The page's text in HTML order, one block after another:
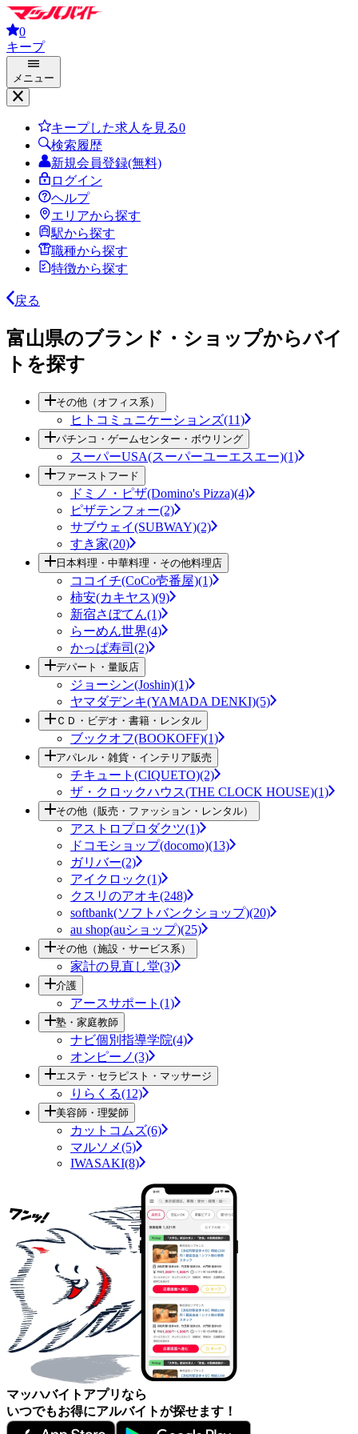
0
キープ
メニュー
キープした求人を見る0
検索履歴
新規会員登録(無料)
ログイン
ヘルプ
エリアから探す
駅から探す
職種から探す
特徴から探す
戻る
富山県のブランド・ショップからバイ
トを探す
その他（オフィス系）
ヒトコミュニケーションズ(11)
パチンコ・ゲームセンター・ボウリング
スーパーUSA(スーパーユーエスエー)(1)
ファーストフード
ドミノ・ピザ(Domino's Pizza)(4)
ピザテンフォー(2)
サブウェイ(SUBWAY)(2)
すき家(20)
日本料理・中華料理・その他料理店
ココイチ(CoCo壱番屋)(1)
柿安(カキヤス)(9)
新宿さぼてん(1)
らーめん世界(4)
かっぱ寿司(2)
デパート・量販店
ジョーシン(Joshin)(1)
ヤマダデンキ(YAMADA DENKI)(5)
ＣＤ・ビデオ・書籍・レンタル
ブックオフ(BOOKOFF)(1)
アパレル・雑貨・インテリア販売
チキュート(CIQUETO)(2)
ザ・クロックハウス(THE CLOCK HOUSE)(1)
その他（販売・ファッション・レンタル）
アストロプロダクツ(1)
ドコモショップ(docomo)(13)
ガリバー(2)
アイクロック(1)
クスリのアオキ(248)
softbank(ソフトバンクショップ)(20)
au shop(auショップ)(25)
その他（施設・サービス系）
家計の見直し堂(3)
介護
アースサポート(1)
塾・家庭教師
ナビ個別指導学院(4)
オンピーノ(3)
エステ・セラピスト・マッサージ
りらくる(12)
美容師・理髪師
カットコムズ(6)
マルソメ(5)
IWASAKI(8)
マッハバイトアプリなら
いつでもお得にアルバイトが探せます！